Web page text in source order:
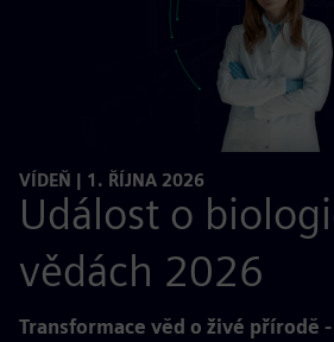
VÍDEŇ | 1. ŘÍJNA 2026
Událost o
vědách 2026
Transformace věd o živé přírodě